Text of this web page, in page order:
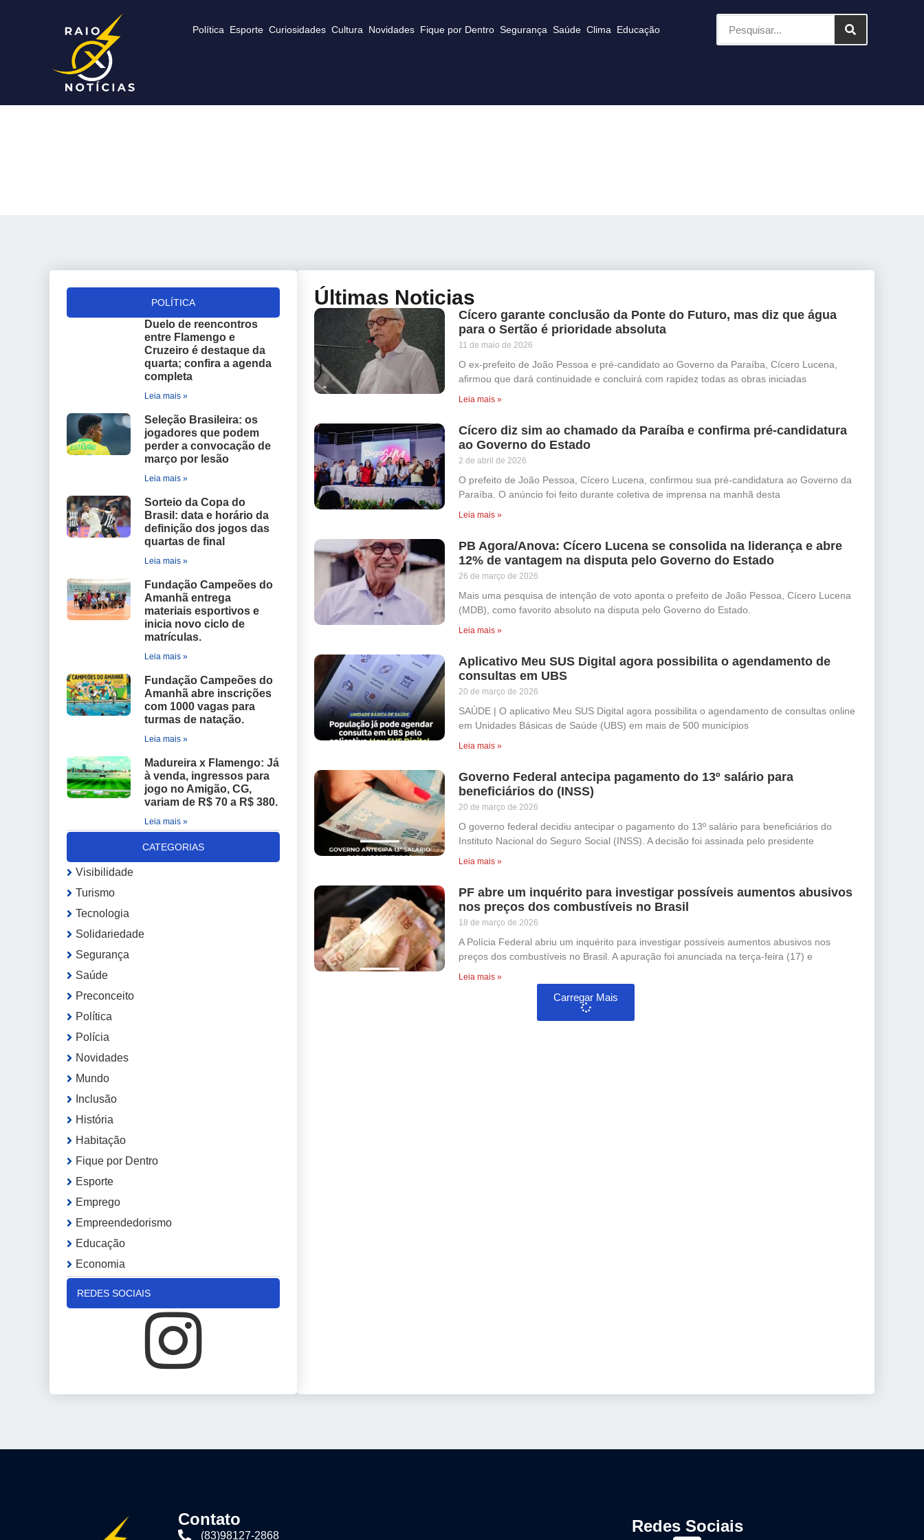
Política Esporte Curiosidades Cultura Novidades Fique por Dentro Segurança Saúde Clima Educação
Últimas Noticias
Cícero garante conclusão da Ponte do Futuro, mas diz que água
para o Sertão é prioridade absoluta
11 de maio de 2026
O ex-prefeito de João Pessoa e pré-candidato ao Governo da Paraíba, Cícero Lucena,
afirmou que dará continuidade e concluirá com rapidez todas as obras iniciadas
Leia mais »
Cícero diz sim ao chamado da Paraíba e confirma pré-candidatura
ao Governo do Estado
2 de abril de 2026
O prefeito de João Pessoa, Cícero Lucena, confirmou sua pré-candidatura ao Governo da
Paraíba. O anúncio foi feito durante coletiva de imprensa na manhã desta
Leia mais »
PB Agora/Anova: Cícero Lucena se consolida na liderança e abre
12% de vantagem na disputa pelo Governo do Estado
26 de março de 2026
Mais uma pesquisa de intenção de voto aponta o prefeito de João Pessoa, Cícero Lucena
(MDB), como favorito absoluto na disputa pelo Governo do Estado.
Leia mais »
Aplicativo Meu SUS Digital agora possibilita o agendamento de
consultas em UBS
20 de março de 2026
SAÚDE | O aplicativo Meu SUS Digital agora possibilita o agendamento de consultas online
em Unidades Básicas de Saúde (UBS) em mais de 500 municípios
Leia mais »
Governo Federal antecipa pagamento do 13º salário para
beneficiários do (INSS)
20 de março de 2026
O governo federal decidiu antecipar o pagamento do 13º salário para beneficiários do
Instituto Nacional do Seguro Social (INSS). A decisão foi assinada pelo presidente
Leia mais »
PF abre um inquérito para investigar possíveis aumentos abusivos
nos preços dos combustíveis no Brasil
18 de março de 2026
A Polícia Federal abriu um inquérito para investigar possíveis aumentos abusivos nos
preços dos combustíveis no Brasil. A apuração foi anunciada na terça-feira (17) e
Leia mais »
Carregar Mais
POLÍTICA
Duelo de reencontros
entre Flamengo e
Cruzeiro é destaque da
quarta; confira a agenda
completa
Leia mais »
Seleção Brasileira: os
jogadores que podem
perder a convocação de
março por lesão
Leia mais »
Sorteio da Copa do
Brasil: data e horário da
definição dos jogos das
quartas de final
Leia mais »
Fundação Campeões do
Amanhã entrega
materiais esportivos e
inicia novo ciclo de
matrículas.
Leia mais »
Fundação Campeões do
Amanhã abre inscrições
com 1000 vagas para
turmas de natação.
Leia mais »
Madureira x Flamengo: Já
à venda, ingressos para
jogo no Amigão, CG,
variam de R$ 70 a R$ 380.
Leia mais »
CATEGORIAS
Visibilidade
Turismo
Tecnologia
Solidariedade
Segurança
Saúde
Preconceito
Política
Polícia
Novidades
Mundo
Inclusão
História
Habitação
Fique por Dentro
Esporte
Emprego
Empreendedorismo
Educação
Economia
REDES SOCIAIS
Contato
(83)98127-2868
Redes Sociais